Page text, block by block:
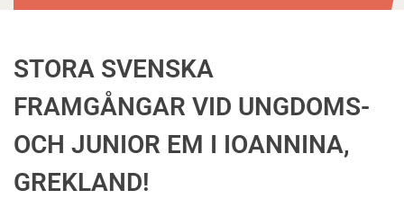
STORA SVENSKA
FRAMGÅNGAR VID UNGDOMS-
OCH JUNIOR EM I IOANNINA,
GREKLAND!